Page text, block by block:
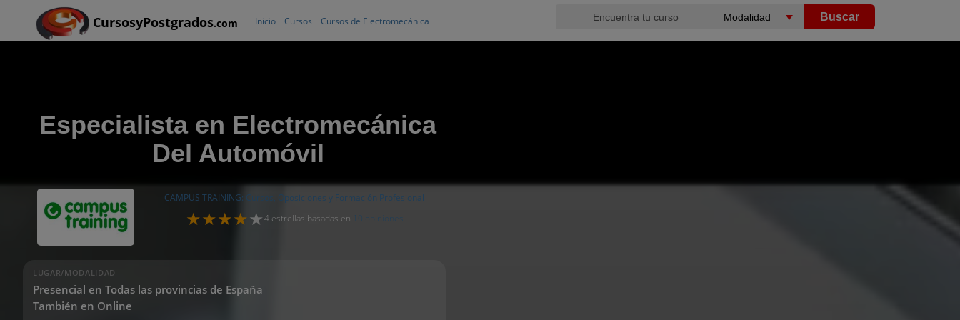
CursosyPostgrados.com Buscar
Inicio Cursos Cursos de Electromecánica
Especialista en Electromecánica
Del Automóvil
CAMPUS TRAINING: Cursos, Oposiciones y Formación Profesional
4 estrellas basadas en 10 opiniones
LUGAR/MODALIDAD
Presencial en Todas las provincias de España
También en Online